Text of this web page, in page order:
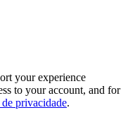
your experience
to your account, and for
privacidade.